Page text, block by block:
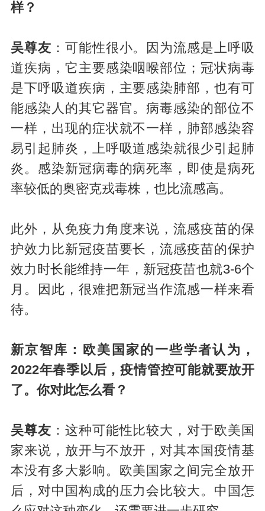
样？
吴尊友 ：可能性很小。因为流感是上呼吸
道疾病，它主要感染咽喉部位；冠状病毒
是下呼吸道疾病，主要感染肺部，也有可
能感染人的其它器官。病毒感染的部位不
一样，出现的症状就不一样，肺部感染容
易引起肺炎，上呼吸道感染就很少引起肺
炎。感染新冠病毒的病死率，即使是病死
率较低的奥密克戎毒株，也比流感高。
此外，从免疫力角度来说，流感疫苗的保
护效力比新冠疫苗要长，流感疫苗的保护
效力时长能维持一年，新冠疫苗也就3-6个
月。因此，很难把新冠当作流感一样来看
待。
新京智库：欧美国家的一些学者认为，
2022年春季以后，疫情管控可能就要放开
了。你对此怎么看？
吴尊友 ：这种可能性比较大，对于欧美国
家来说，放开与不放开，对其本国疫情基
本没有多大影响。欧美国家之间完全放开
后，对中国构成的压力会比较大。中国怎